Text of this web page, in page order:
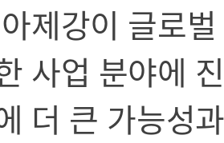
제강이 글로
사업 분야에
더 큰 가능성